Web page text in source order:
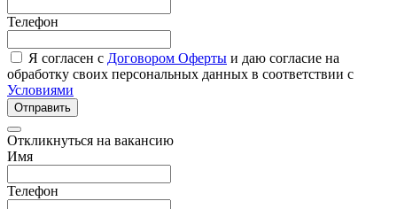
Телефон
Я согласен с Договором Оферты и даю согласие на
обработку своих персональных данных в соответствии с
Условиями
Отправить
Откликнуться на вакансию
Имя
Телефон